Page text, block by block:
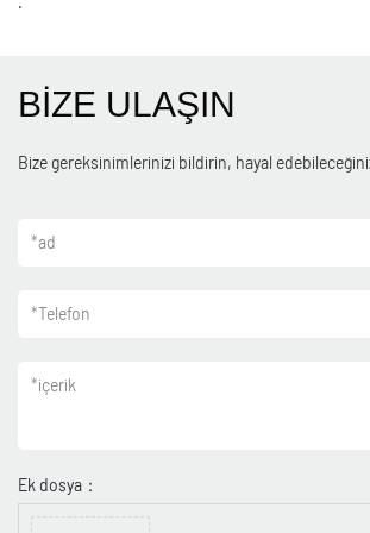
BİZE ULAŞIN
Bize gereksinimlerinizi bildirin, hayal
*ad
*Telefon
*içerik
Ek dosya：